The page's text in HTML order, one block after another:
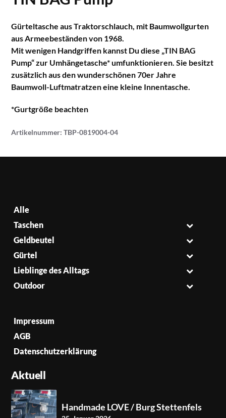
Gürteltasche aus Traktorschlauch, mit Baumwollgurten
aus Armeebeständen von 1968.
Mit wenigen Handgriffen kannst Du diese „TIN BAG
Pump“ zur Umhängetasche* umfunktionieren. Sie besitzt
zusätzlich aus den wunderschönen 70er Jahre
Baumwoll-Luftmatratzen eine kleine Innentasche.
*Gurtgröße beachten
Artikelnummer:TBP-0819004-04
Alle
Taschen
Geldbeutel
Gürtel
Lieblinge des Alltags
Outdoor
Impressum
AGB
Datenschutzerklärung
Aktuell
Handmade LOVE / Burg Stettenfels